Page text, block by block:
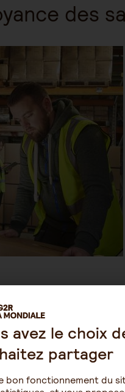
des
Prévoyance et ses
Nationale des
garanties prévues par
garanties
maximale de 12
avez le choix
partager
bon fonctionnement du